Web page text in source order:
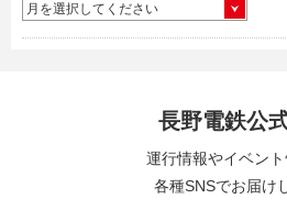
月を選択してください
長野電鉄公
運行情報やイベン
各種SNSでお届け